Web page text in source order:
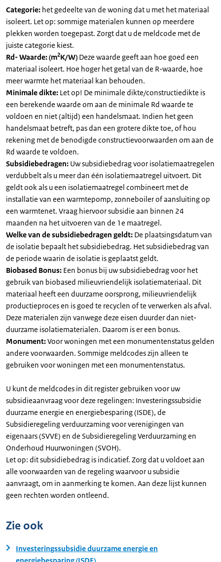
Categorie: het gedeelte van de woning dat u met het materiaal
isoleert. Let op: sommige materialen kunnen op meerdere
plekken worden toegepast. Zorgt dat u de meldcode met de
juiste categorie kiest.
Rd- Waarde: (m2K/W) Deze waarde geeft aan hoe goed een
materiaal isoleert. Hoe hoger het getal van de R-waarde, hoe
meer warmte het materiaal kan behouden.
Minimale dikte: Let op! De minimale dikte/constructiedikte is
een berekende waarde om aan de minimale Rd waarde te
voldoen en niet (altijd) een handelsmaat. Indien het geen
handelsmaat betreft, pas dan een grotere dikte toe, of hou
rekening met de benodigde constructievoorwaarden om aan de
Rd waarde te voldoen.
Subsidiebedragen: Uw subsidiebedrag voor isolatiemaatregelen
verdubbelt als u meer dan één isolatiemaatregel uitvoert. Dit
geldt ook als u een isolatiemaatregel combineert met de
installatie van een warmtepomp, zonneboiler of aansluiting op
een warmtenet. Vraag hiervoor subsidie aan binnen 24
maanden na het uitvoeren van de 1e maatregel.
Welke van de subsidiebedragen geldt: De plaatsingsdatum van
de isolatie bepaalt het subsidiebedrag. Het subsidiebedrag van
de periode waarin de isolatie is geplaatst geldt.
Biobased Bonus: Een bonus bij uw subsidiebedrag voor het
gebruik van biobased milieuvriendelijk isolatiemateriaal. Dit
materiaal heeft een duurzame oorsprong, milieuvriendelijk
productieproces en is goed te recyclen of te verwerken als afval.
Deze materialen zijn vanwege deze eisen duurder dan niet-
duurzame isolatiematerialen. Daarom is er een bonus.
Monument:Voor woningen met een monumentenstatus gelden
andere voorwaarden. Sommige meldcodes zijn alleen te
gebruiken voor woningen met een monumentenstatus.
U kunt de meldcodes in dit register gebruiken voor uw
subsidieaanvraag voor deze regelingen: Investeringssubsidie
duurzame energie en energiebesparing (ISDE), de
Subsidieregeling verduurzaming voor verenigingen van
eigenaars (SVVE) en de Subsidieregeling Verduurzaming en
Onderhoud Huurwoningen (SVOH).
Let op: dit subsidiebedrag is indicatief. Zorg dat u voldoet aan
alle voorwaarden van de regeling waarvoor u subsidie
aanvraagt, om in aanmerking te komen. Aan deze lijst kunnen
geen rechten worden ontleend.
Zie ook
Investeringssubsidie duurzame energie en